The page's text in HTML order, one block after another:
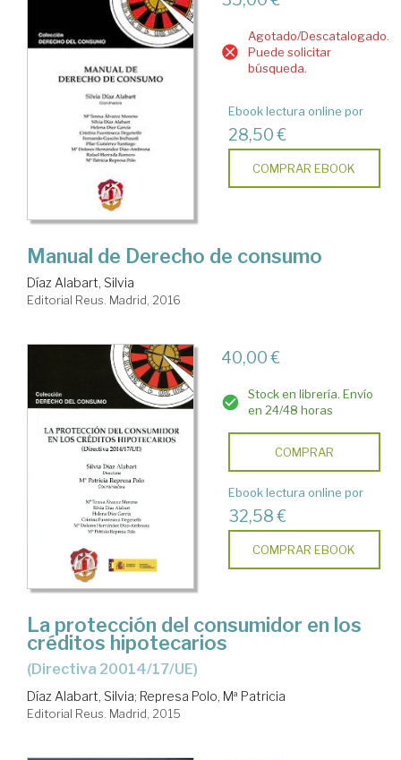
Agotado/Descatalogado.
Puede solicitar
búsqueda.
Ebook lectura online por
28,50 €
COMPRAR EBOOK
Manual de Derecho de consumo
Díaz Alabart, Silvia
Editorial Reus. Madrid, 2016
40,00 €
Stock en librería. Envío
en 24/48 horas
COMPRAR
Ebook lectura online por
32,58 €
COMPRAR EBOOK
La protección del consumidor en los
créditos hipotecarios
(Directiva 20014/17/UE)
Díaz Alabart, Silvia; Represa Polo, Mª Patricia
Editorial Reus. Madrid, 2015